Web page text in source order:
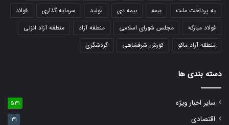
به پرداخت ملت
بیمه بیمه دی تولید سرمایه گذاری
فولاد
فولاد مبارکه
مجلس شورای اسلامی منطقه آزاد
منطقه آزاد انزلی
منطقه آزاد ماکو
کورش شرفشاهی گردشگری
دسته بندی ها
سایر اخبار ویژه 531
اقتصادی 31